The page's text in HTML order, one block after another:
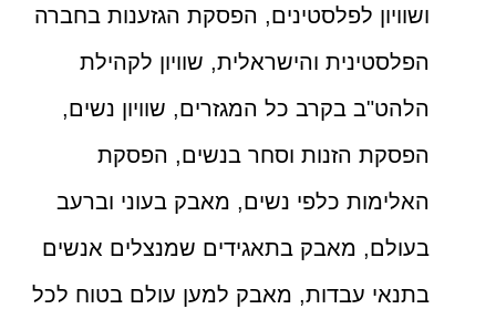
ושוויון לפלסטינים, הפסקת הגזענות בחברה
הפלסטינית והישראלית, שוויון לקהילת
הלהט"ב בקרב כל המגזרים, שוויון נשים,
הפסקת הזנות וסחר בנשים, הפסקת
האלימות כלפי נשים, מאבק בעוני וברעב
בעולם, מאבק בתאגידים שמנצלים אנשים
בתנאי עבדות, מאבק למען עולם בטוח לכל